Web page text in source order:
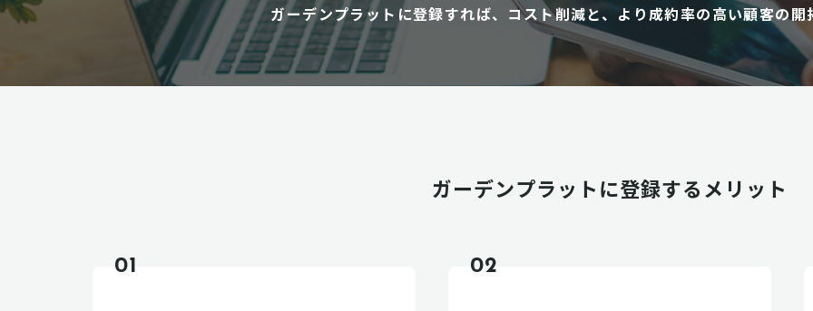
ガーデンプラットに登録すれば、コスト削減と、より成約率の高い顧客の開
ガーデンプラットに登録するメリット
01 02